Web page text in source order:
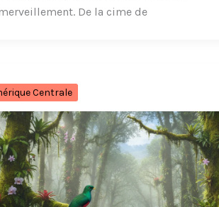
De la cime de
Centrale